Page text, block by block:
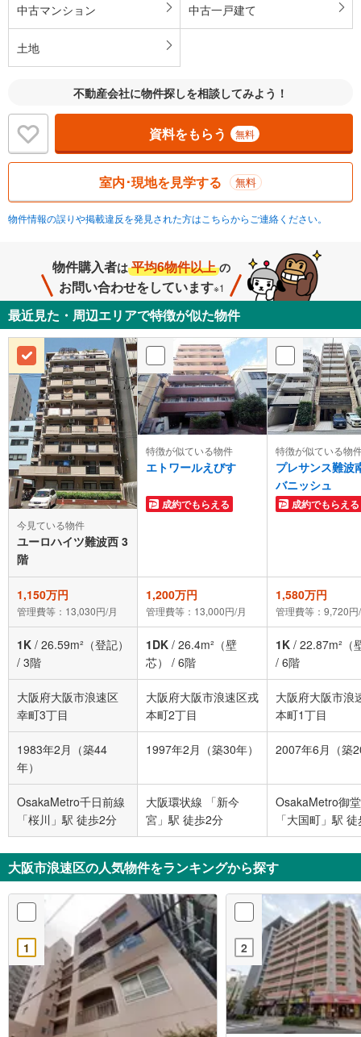
中古マンション 中古一戸建て
土地
不動産会社に物件探しを相談してみよう！
資料をもらう 無料
室内･現地を見学する 無料
物件情報の誤りや掲載違反を発見された方はこちらからご連絡ください。
物件購入者は 平均6物件以上 の
お問い合わせをしています※1
最近見た・周辺エリアで特徴が似た物件
今見ている物件
ユーロハイツ難波西 3
階
特徴が似ている物件
エトワールえびす
成約でもらえる
特徴が似ている物
プレサンス難波
バニッシュ
成約でもらえる
1,150万円
管理費等：13,030円/月
1,200万円
管理費等：13,000円/月
1,580万円
管理費等：9,720円
1K / 26.59m²（登記）
/ 3階
1DK / 26.4m²（壁
芯）
/ 6階
1K / 22.87m²（
/ 6階
大阪府大阪市浪速区
幸町3丁目
大阪府大阪市浪速区戎
本町2丁目
大阪府大阪市浪
本町1丁目
1983年2月（築44
年）
1997年2月（築30年） 2007年6月（築
OsakaMetro千日前線
「桜川」駅 徒歩2分
大阪環状線 「新今
宮」駅 徒歩2分
OsakaMetro御
「大国町」駅
大阪市浪速区の人気物件をランキングから探す
1 2